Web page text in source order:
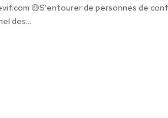
🟡S’entourer de personnes de
des...